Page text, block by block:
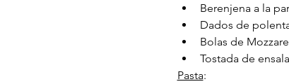
Berenjena a la
Dados de
Bolas de
Tostada de
Pasta: